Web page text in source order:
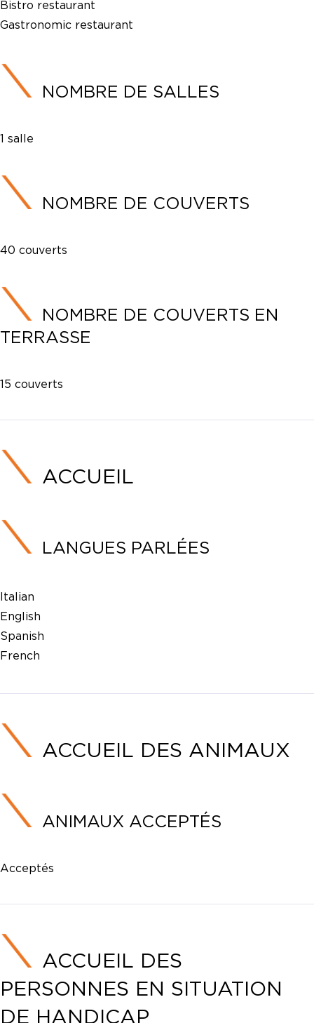
Bistro restaurant
Gastronomic restaurant
NOMBRE DE SALLES
1 salle
NOMBRE DE COUVERTS
40 couverts
NOMBRE DE COUVERTS EN
TERRASSE
15 couverts
ACCUEIL
LANGUES PARLÉES
Italian
English
Spanish
French
ACCUEIL DES ANIMAUX
ANIMAUX ACCEPTÉS
Acceptés
ACCUEIL DES
PERSONNES EN SITUATION
DE HANDICAP